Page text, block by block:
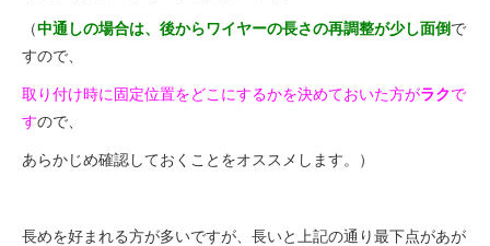
（中通しの場合は、後からワイヤーの長さの再調整が少し面倒で
すので、
取り付け時に固定位置をどこにするかを決めておいた方がラクで
すので
あらかじめ確認しておくことをオススメします。）
長めを好まれる方が多いですが、長いと上記の通り最下点があが